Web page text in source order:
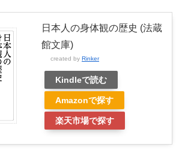
日本人の身体観の歴史 (法蔵
館文庫)
created by Rinker
Kindleで読む
Amazonで探す
楽天市場で探す